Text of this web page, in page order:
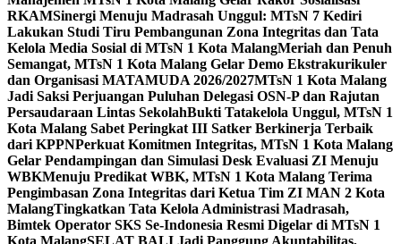
RKAMSinergi Menuju Madrasah Unggul: MTsN 7 Kediri
Lakukan Studi Tiru Pembangunan Zona Integritas dan Tata
Kelola Media Sosial di MTsN 1 Kota MalangMeriah dan Penuh
Semangat, MTsN 1 Kota Malang Gelar Demo Ekstrakurikuler
dan Organisasi MATAMUDA 2026/2027MTsN 1 Kota Malang
Jadi Saksi Perjuangan Puluhan Delegasi OSN-P dan Rajutan
Persaudaraan Lintas SekolahBukti Tatakelola Unggul, MTsN 1
Kota Malang Sabet Peringkat III Satker Berkinerja Terbaik
dari KPPNPerkuat Komitmen Integritas, MTsN 1 Kota Malang
Gelar Pendampingan dan Simulasi Desk Evaluasi ZI Menuju
WBKMenuju Predikat WBK, MTsN 1 Kota Malang Terima
Pengimbasan Zona Integritas dari Ketua Tim ZI MAN 2 Kota
MalangTingkatkan Tata Kelola Administrasi Madrasah,
Bimtek Operator SKS Se-Indonesia Resmi Digelar di MTsN 1
Kota MalangSELAT BALI Jadi Panggung Akuntabilitas,